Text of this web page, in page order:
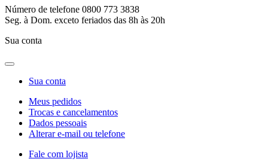
Número de telefone 0800 773 3838
Seg. à Dom. exceto feriados das 8h às 20h
Sua conta
Sua conta
Meus pedidos
Trocas e cancelamentos
Dados pessoais
Alterar e-mail ou telefone
Fale com lojista